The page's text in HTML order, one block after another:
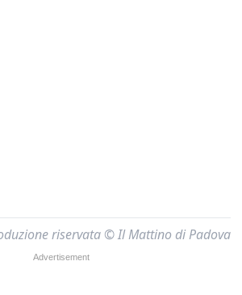
riservata © Il Mattino di Padova